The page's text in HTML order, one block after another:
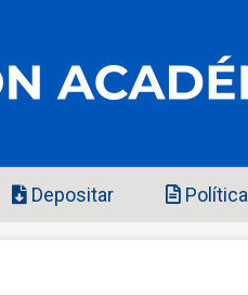
Depositar Política